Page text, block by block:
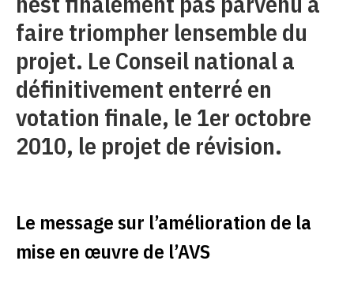
faire triompher lensemble du
projet. Le Conseil national a
définitivement enterré en
votation finale, le 1er octobre
2010, le projet de révision.
Le message sur l’amélioration de la
mise en œuvre de l’AVS